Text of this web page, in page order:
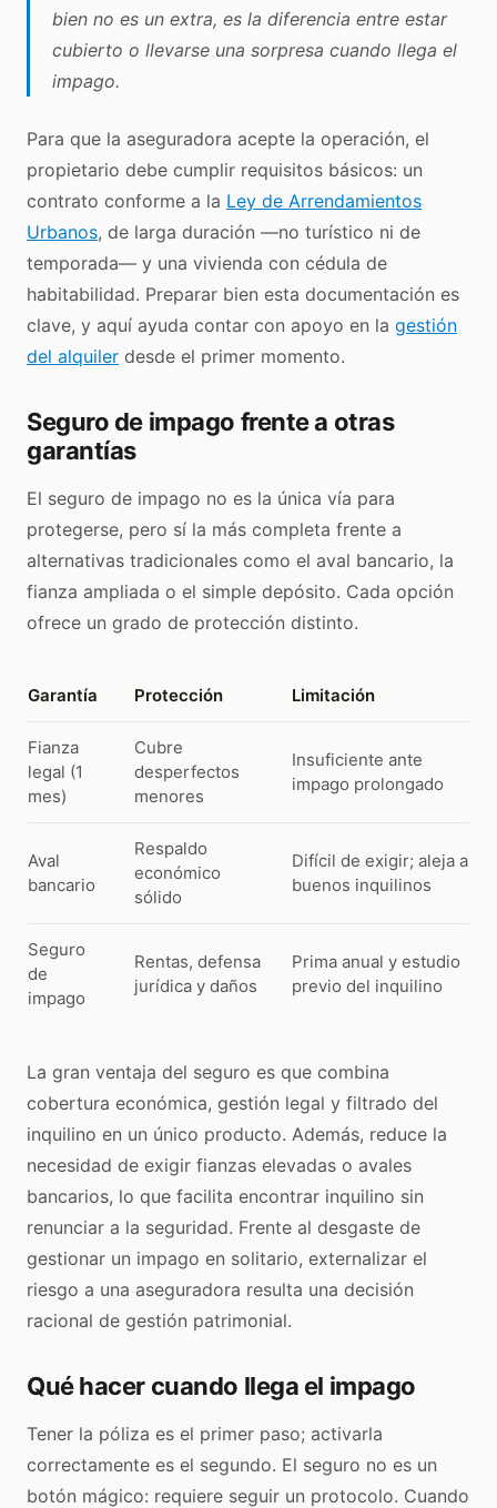
bien no es un extra, es la diferencia entre estar
cubierto o llevarse una sorpresa cuando llega el
impago.
Para que la aseguradora acepte la operación, el
propietario debe cumplir requisitos básicos: un
contrato conforme a la Ley de Arrendamientos
Urbanos, de larga duración —no turístico ni de
temporada— y una vivienda con cédula de
habitabilidad. Preparar bien esta documentación es
clave, y aquí ayuda contar con apoyo en la gestión
del alquiler desde el primer momento.
Seguro de impago frente a otras
garantías
El seguro de impago no es la única vía para
protegerse, pero sí la más completa frente a
alternativas tradicionales como el aval bancario, la
fianza ampliada o el simple depósito. Cada opción
ofrece un grado de protección distinto.
Garantía Protección Limitación
Fianza
legal (1
mes)
Cubre
desperfectos
menores
Insuficiente ante
impago prolongado
Aval
bancario
Respaldo
económico
sólido
Difícil de exigir; aleja a
buenos inquilinos
Seguro
de
impago
Rentas, defensa
jurídica y daños
Prima anual y estudio
previo del inquilino
La gran ventaja del seguro es que combina
cobertura económica, gestión legal y filtrado del
inquilino en un único producto. Además, reduce la
necesidad de exigir fianzas elevadas o avales
bancarios, lo que facilita encontrar inquilino sin
renunciar a la seguridad. Frente al desgaste de
gestionar un impago en solitario, externalizar el
riesgo a una aseguradora resulta una decisión
racional de gestión patrimonial.
Qué hacer cuando llega el impago
Tener la póliza es el primer paso; activarla
correctamente es el segundo. El seguro no es un
botón mágico: requiere seguir un protocolo. Cuando